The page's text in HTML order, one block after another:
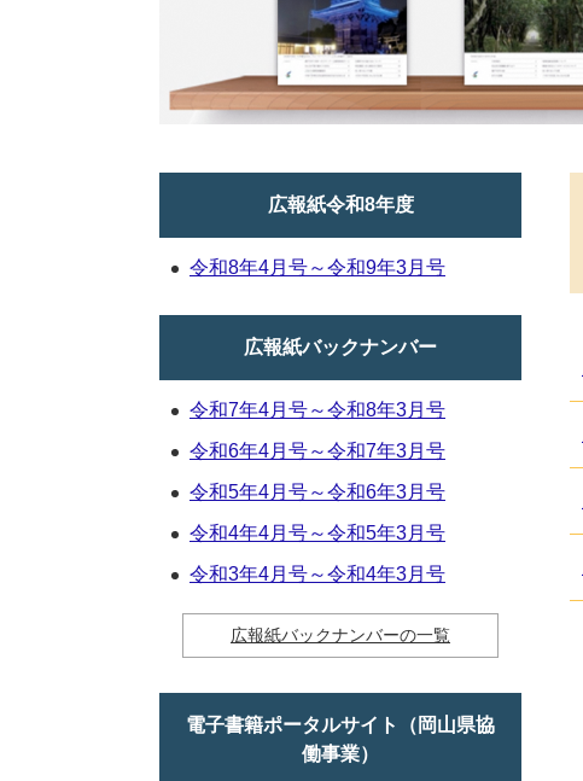
広報紙令和8年度
令和8年4月号～令和9年3月号
広報紙バックナンバー
令和7年4月号～令和8年3月号
令和6年4月号～令和7年3月号
令和5年4月号～令和6年3月号
令和4年4月号～令和5年3月号
令和3年4月号～令和4年3月号
広報紙バックナンバーの一覧
電子書籍ポータルサイト（岡山県協
働事業）